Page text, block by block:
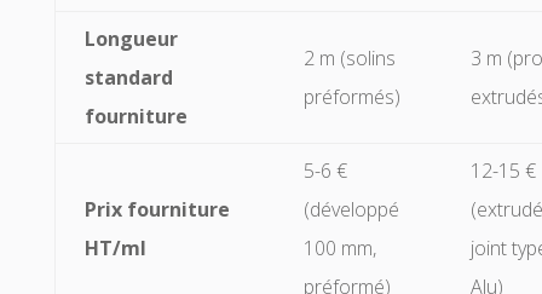
Longueur
standard
fourniture
2 m (solins
préformés)
3 m
Prix fourniture
HT/ml
5-6 €
(développé
100 mm,
préformé)
12-15 €
joint
Alu)